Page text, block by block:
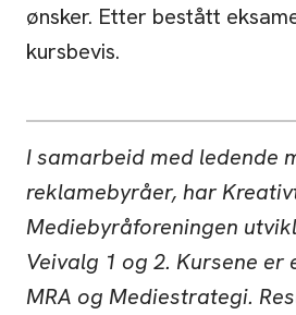
ønsker. Etter bestått
kursbevis.
I samarbeid med ledende
reklamebyråer, har
Mediebyråforeningen
Veivalg 1 og 2. Kursene er
MRA og Mediestrategi.